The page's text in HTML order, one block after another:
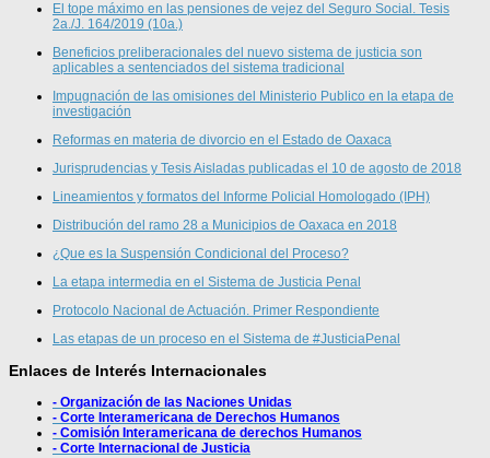
El tope máximo en las pensiones de vejez del Seguro Social. Tesis
2a./J. 164/2019 (10a.)
Beneficios preliberacionales del nuevo sistema de justicia son
aplicables a sentenciados del sistema tradicional
Impugnación de las omisiones del Ministerio Publico en la etapa de
investigación
Reformas en materia de divorcio en el Estado de Oaxaca
Jurisprudencias y Tesis Aisladas publicadas el 10 de agosto de 2018
Lineamientos y formatos del Informe Policial Homologado (IPH)
Distribución del ramo 28 a Municipios de Oaxaca en 2018
¿Que es la Suspensión Condicional del Proceso?
La etapa intermedia en el Sistema de Justicia Penal
Protocolo Nacional de Actuación. Primer Respondiente
Las etapas de un proceso en el Sistema de #JusticiaPenal
Enlaces de Interés Internacionales
- Organización de las Naciones Unidas
- Corte Interamericana de Derechos Humanos
- Comisión Interamericana de derechos Humanos
- Corte Internacional de Justicia